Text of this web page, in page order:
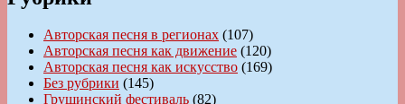
Авторская песня в регионах (107)
Авторская песня как движение (120)
Авторская песня как искусство (169)
Без рубрики (145)
Грушинский фестиваль (82)